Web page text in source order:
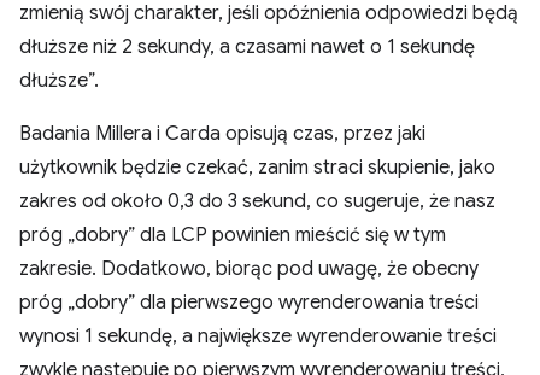
zmienią swój charakter, jeśli opóźnienia odpowiedzi będą
dłuższe niż 2 sekundy, a czasami nawet o 1 sekundę
dłuższe”.
Badania Millera i Carda opisują czas, przez jaki
użytkownik będzie czekać, zanim straci skupienie, jako
zakres od około 0,3 do 3 sekund, co sugeruje, że nasz
próg „dobry” dla LCP powinien mieścić się w tym
zakresie. Dodatkowo, biorąc pod uwagę, że obecny
próg „dobry” dla pierwszego wyrenderowania treści
wynosi 1 sekundę, a największe wyrenderowanie treści